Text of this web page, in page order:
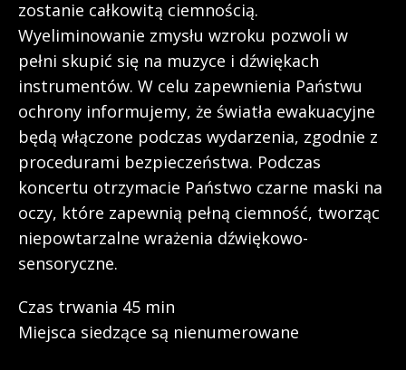
zostanie całkowitą ciemnością.
Wyeliminowanie zmysłu wzroku pozwoli w
pełni skupić się na muzyce i dźwiękach
instrumentów. W celu zapewnienia Państwu
ochrony informujemy, że światła ewakuacyjne
będą włączone podczas wydarzenia, zgodnie z
procedurami bezpieczeństwa. Podczas
koncertu otrzymacie Państwo czarne maski na
oczy, które zapewnią pełną ciemność, tworząc
niepowtarzalne wrażenia dźwiękowo-
sensoryczne.
Czas trwania 45 min
Miejsca siedzące są nienumerowane